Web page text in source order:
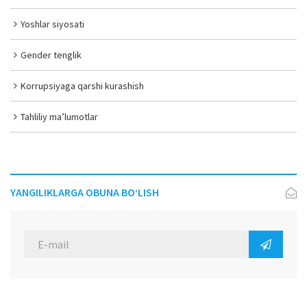
Yoshlar siyosati
Gender tenglik
Korrupsiyaga qarshi kurashish
Tahliliy ma’lumotlar
YANGILIKLARGA OBUNA BO‘LISH